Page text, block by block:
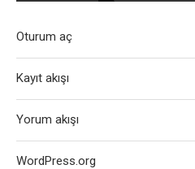
Oturum aç
Kayıt akışı
Yorum akışı
WordPress.org